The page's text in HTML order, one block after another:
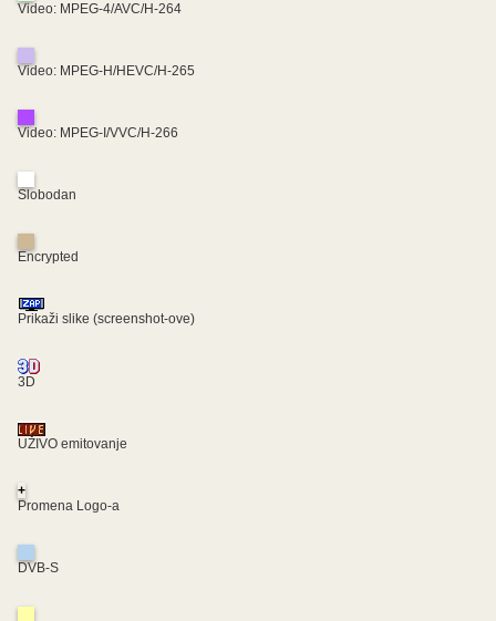
Video: MPEG-4/AVC/H-264
Video: MPEG-H/HEVC/H-265
Video: MPEG-I/VVC/H-266
Slobodan
Encrypted
Prikaži slike (screenshot-ove)
3D
UŽIVO emitovanje
+
Promena Logo-a
DVB-S